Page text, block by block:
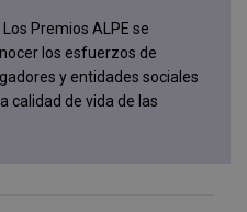
Premios ALPE se
los esfuerzos de
y entidades sociales
calidad de vida de las